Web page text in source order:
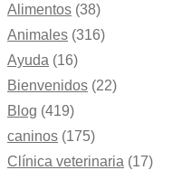
Alimentos (38)
Animales (316)
Ayuda (16)
Bienvenidos (22)
Blog (419)
caninos (175)
Clínica veterinaria (17)